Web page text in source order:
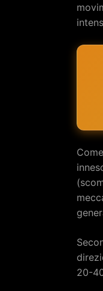
20-